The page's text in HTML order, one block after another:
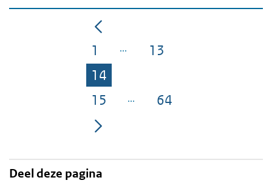
Pagina
1 Pagina
13
Pagina
14
Pagina
15 Pagina
64
Deel deze pagina